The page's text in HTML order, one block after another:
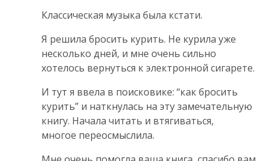
Классическая музыка была кстати.
Я решила бросить курить. Не курила уже
несколько дней, и мне очень сильно
хотелось вернуться к электронной сигарете.
И тут я ввела в поисковике: “как бросить
курить” и наткнулась на эту замечательную
книгу. Начала читать и втягиваться,
многое переосмыслила.